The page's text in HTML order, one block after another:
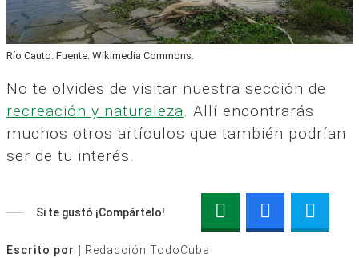
Río Cauto. Fuente: Wikimedia Commons.
No te olvides de visitar nuestra sección de
recreación y naturaleza. Allí encontrarás
muchos otros artículos que también podrían
ser de tu interés.
Si te gustó ¡Compártelo!
Escrito por |
Redacción TodoCuba